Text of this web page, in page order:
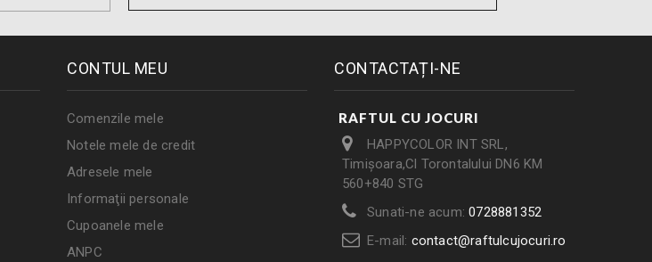
CONTUL MEU
Comenzile mele
Notele mele de credit
Adresele mele
Informaţii personale
Cupoanele mele
ANPC
CONTACTAȚI-NE
RAFTUL CU JOCURI
HAPPYCOLOR INT SRL,
Timișoara,Cl Torontalului DN6 KM
560+840 STG
Sunati-ne acum:0728881352
E-mail: contact@raftulcujocuri.ro